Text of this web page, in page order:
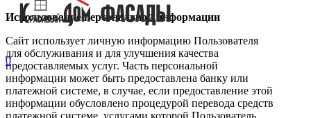
0
Использование персональной информации
Сайт использует личную информацию Пользователя
для обслуживания и для улучшения качества
предоставляемых услуг. Часть персональной
информации может быть предоставлена банку или
платежной системе, в случае, если предоставление этой
информации обусловлено процедурой перевода средств
платежной системе, услугами которой Пользователь